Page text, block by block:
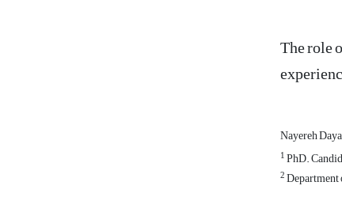
The role
Nayereh
1PhD.
2